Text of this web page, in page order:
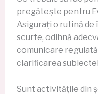
pregătește pentru
Asigurați o rutină
scurte, odihnă
comunicare
clarificarea
Sunt activitățile din